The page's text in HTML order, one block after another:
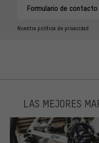
Formulario de contacto
Nuestra política de privacidad
LAS MEJORES